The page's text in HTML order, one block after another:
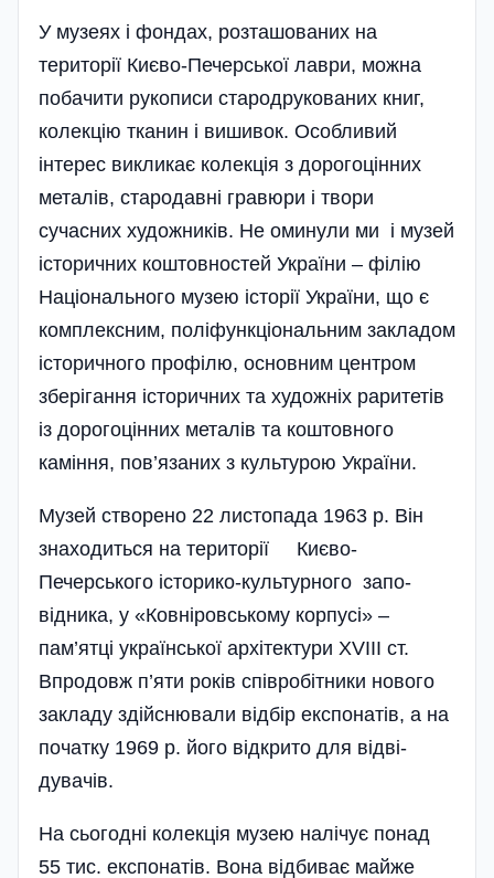
У музеях і фондах, розташованих на
території Києво-Печерської лаври, можна
побачити рукописи стародрукованих книг,
колекцію тканин і вишивок. Особливий
інтерес викликає колекція з дорогоцінних
металів, стародавні гравюри і твори
сучасних художників. Не оминули ми і музей
історичних коштовностей України – філію
Національного музею історії України, що є
комплексним, поліфункціональним закладом
історичного профілю, основним центром
зберігання історичних та художніх раритетів
із дорогоцінних металів та коштовного
каміння, пов’язаних з культурою України.
Музей створено 22 листопада 1963 р. Він
знаходиться на території Києво-
Печерського істо­рико-культурного запо­
відника, у «Ковніровському корпусі» –
пам’ятці української архітектури XVIII ст.
Впродовж п’яти років співробітники нового
закладу здійснювали відбір експонатів, а на
початку 1969 р. його відкрито для відві­
дувачів.
На сьогодні колекція музею налічує понад
55 тис. експонатів. Вона відбиває майже